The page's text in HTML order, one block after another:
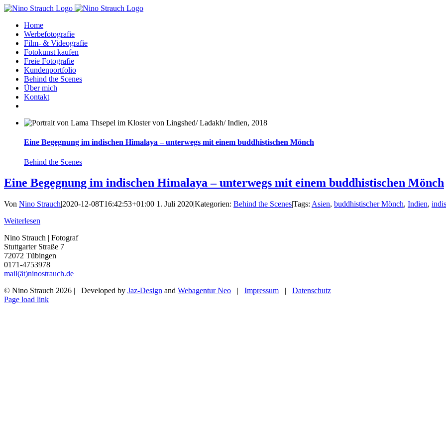
Zum
springenHome
Werbefotografie
Film- & Videografie
Fotokunst kaufen
Freie Fotografie
Kundenportfolio
Behind the Scenes
Über mich
Kontakt
Eine Begegnung im indischen Himalaya – unterwegs mit einem buddhistischen Mönch
Behind the Scenes
Eine Begegnung im indischen Himalaya – unterwegs mit einem buddhistischen Mönch
Von Nino Strauch|2020-12-08T16:42:53+01:00 1. Juli 2020|Kategorien: Behind the Scenes|Tags: Asien, buddhistischer Mönch, Indien,
Weiterlesen
Nino Strauch | Fotograf
Stuttgarter Straße 7
72072 Tübingen
0171-4753978
mail(ät)ninostrauch.de
© Nino Strauch 2026 | Developed by Jaz-Design and Webagentur Neo | Impressum | Datenschutz
Instagram
Page load link